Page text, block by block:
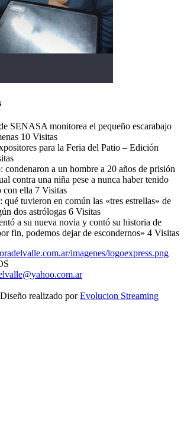
SENASA monitorea el pequeño escarabajo
10 Visitas
para la Feria del Patio – Edición
condenaron a un hombre a 20 años de prisión
contra una niña pese a nunca haber tenido
con ella 7 Visitas
tuvieron en común las «tres estrellas» de
dos astrólogas 6 Visitas
a su nueva novia y contó su historia de
fin, podemos dejar de escondernos» 4 Visitas
realizado porEvolucion Streaming